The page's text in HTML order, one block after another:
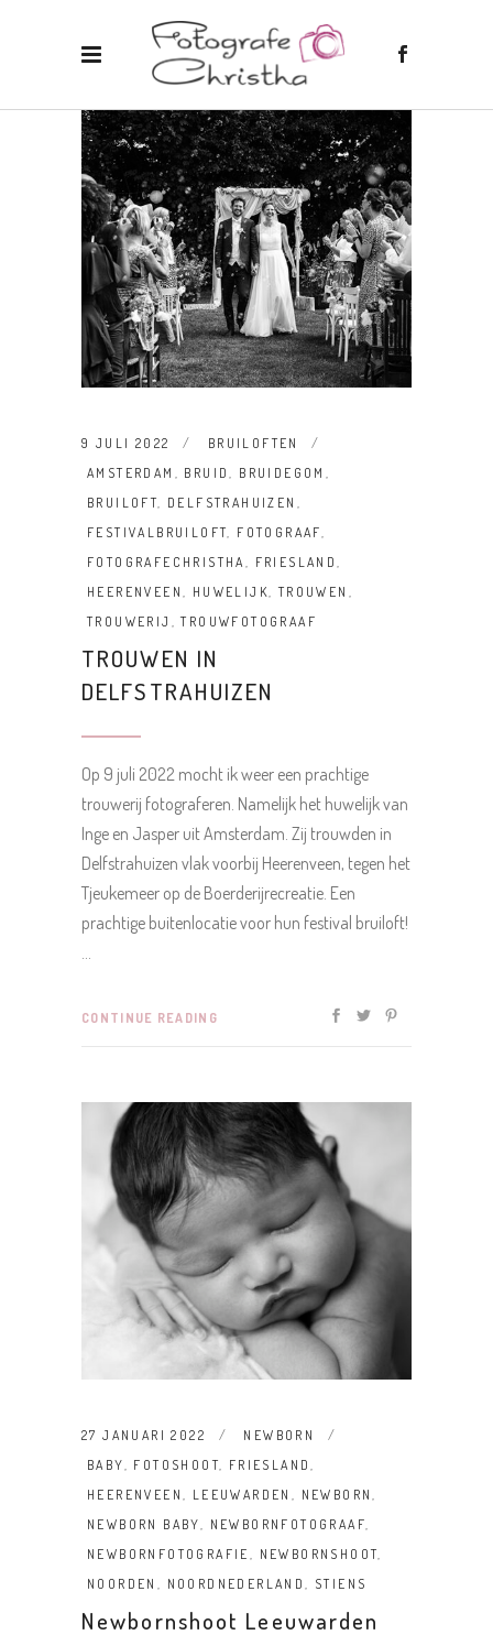
9 JULI 2022
BRUILOFTEN
AMSTERDAM , BRUID, BRUIDEGOM ,
BRUILOFT, DELFSTRAHUIZEN ,
FESTIVALBRUILOFT, FOTOGRAAF,
FOTOGRAFECHRISTHA, FRIESLAND,
HEERENVEEN, HUWELIJK, TROUWEN ,
TROUWERIJ ,TROUWFOTOGRAAF
TROUWEN IN
DELFSTRAHUIZEN
Op 9 juli 2022 mocht ik weer een prachtige
trouwerij fotograferen. Namelijk het huwelijk van
Inge en Jasper uit Amsterdam. Zij trouwden in
Delfstrahuizen vlak voorbij Heerenveen, tegen het
Tjeukemeer op de Boerderijrecreatie. Een
prachtige buitenlocatie voor hun festival bruiloft!
CONTINUE READING
27 JANUARI 2022
NEWBORN
BABY, FOTOSHOOT, FRIESLAND,
HEERENVEEN, LEEUWARDEN , NEWBORN,
NEWBORN BABY, NEWBORNFOTOGRAAF,
NEWBORNFOTOGRAFIE , NEWBORNSHOOT,
NOORDEN , NOORDNEDERLAND, STIENS
Newbornshoot Leeuwarden